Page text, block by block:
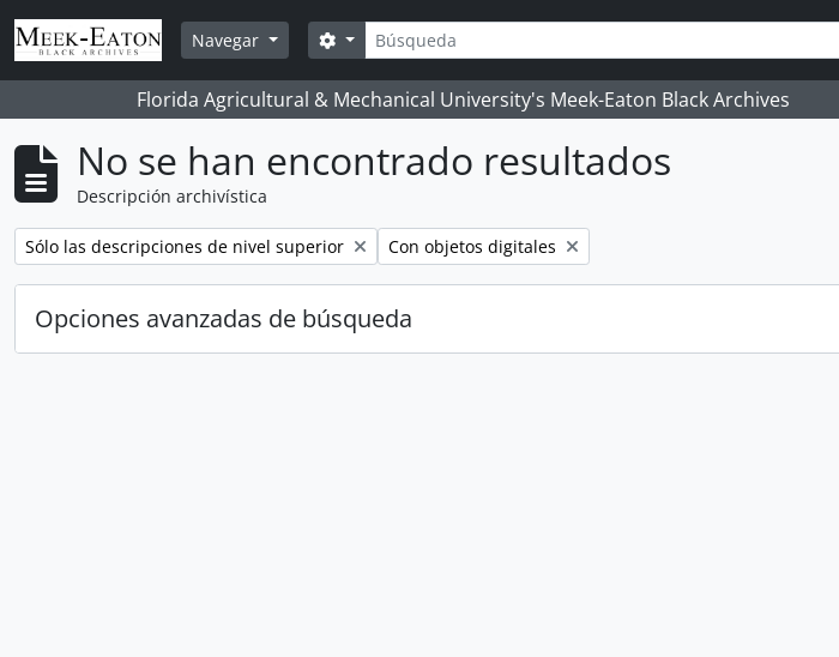
Skip to main content
Navegar
Búsqueda
Search options
Florida Agricultural & Mechanical University's Meek-Eaton Black Archives
No se han encontrado resultados
Descripción archivística
Remove filter:
Sólo las descripciones de nivel superior Remove filter:
Con objetos digitales
Opciones avanzadas de búsqueda